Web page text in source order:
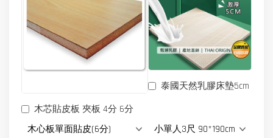
木芯貼皮板 夾板 4分 6分
泰國天然乳膠床墊5cm